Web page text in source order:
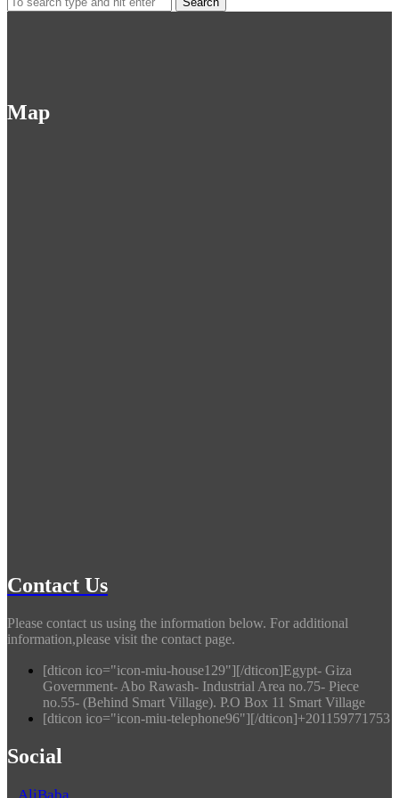
for:
Map
Contact Us
Please contact us using the information below. For additional
information,please visit the contact page.
[dticon ico="icon-miu-house129"][/dticon]Egypt- Giza
Government- Abo Rawash- Industrial Area no.75- Piece
no.55- (Behind Smart Village). P.O Box 11 Smart Village
[dticon ico="icon-miu-telephone96"][/dticon]+201159771753
Social